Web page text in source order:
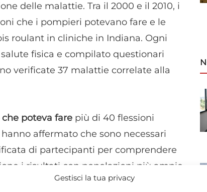
Gestisci la tua privacy
delle malattie. Tra il 2000 e il 2010, i
che i pompieri potevano fare e le
roulant in cliniche in Indiana. Ogni
fisica e compilato questionari
verificate 37 malattie correlate alla
poteva fare più di 40 flessioni
affermato che sono necessari
di partecipanti per comprendere
i risultati con popolazioni più ampie.
sviluppato in un nuovo test di